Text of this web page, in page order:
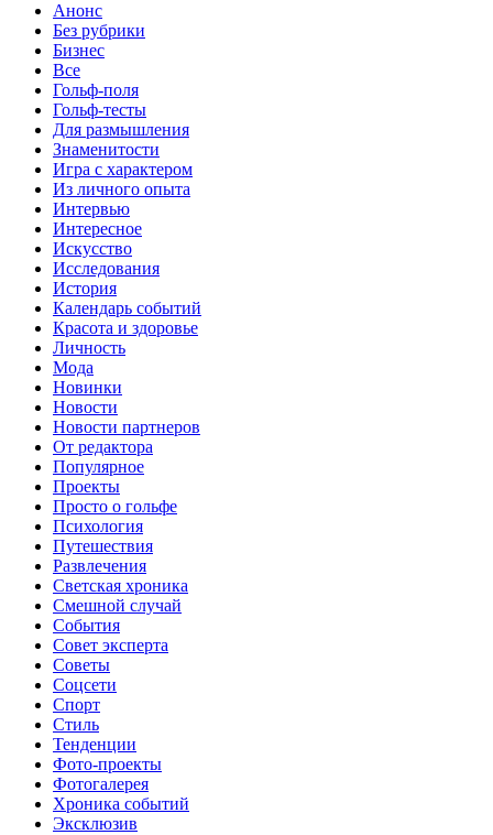
Анонс
Без рубрики
Бизнес
Все
Гольф-поля
Гольф-тесты
Для размышления
Знаменитости
Игра с характером
Из личного опыта
Интервью
Интересное
Искусство
Исследования
История
Календарь событий
Красота и здоровье
Личность
Мода
Новинки
Новости
Новости партнеров
От редактора
Популярное
Проекты
Просто о гольфе
Психология
Путешествия
Развлечения
Светская хроника
Смешной случай
События
Совет эксперта
Советы
Соцсети
Спорт
Стиль
Тенденции
Фото-проекты
Фотогалерея
Хроника событий
Эксклюзив